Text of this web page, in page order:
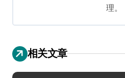
理。
相关文章